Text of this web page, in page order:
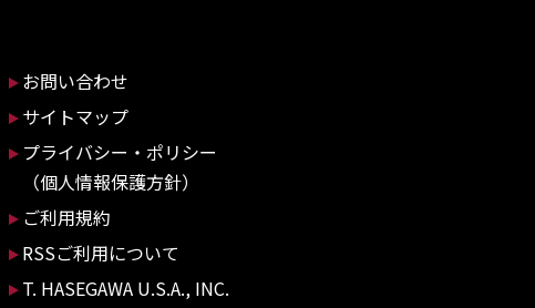
お問い合わせ
サイトマップ
プライバシー・ポリシー
（個人情報保護方針）
ご利用規約
RSSご利用について
T. HASEGAWA U.S.A., INC.